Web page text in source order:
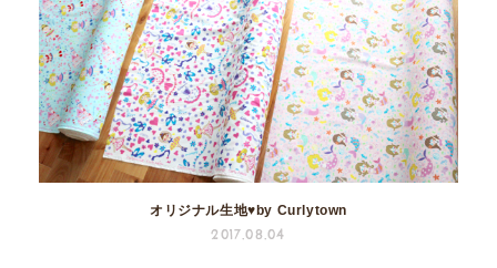
オリジナル生地♥by Curlytown
2017.08.04